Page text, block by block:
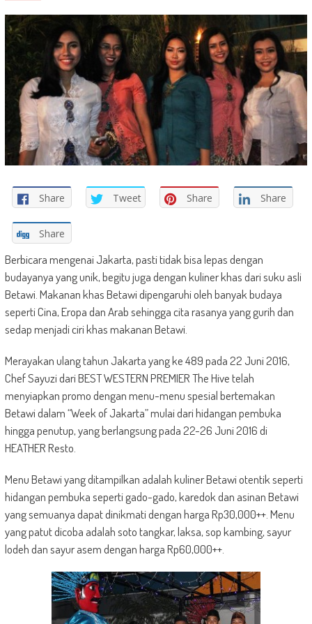
Share Tweet Share Share
Share
Berbicara mengenai Jakarta, pasti tidak bisa lepas dengan
budayanya yang unik, begitu juga dengan kuliner khas dari suku asli
Betawi. Makanan khas Betawi dipengaruhi oleh banyak budaya
seperti Cina, Eropa dan Arab sehingga cita rasanya yang gurih dan
sedap menjadi ciri khas makanan Betawi.
Merayakan ulang tahun Jakarta yang ke 489 pada 22 Juni 2016,
Chef Sayuzi dari BEST WESTERN PREMIER The Hive telah
menyiapkan promo dengan menu-menu spesial bertemakan
Betawi dalam “Week of Jakarta” mulai dari hidangan pembuka
hingga penutup, yang berlangsung pada 22-26 Juni 2016 di
HEATHER Resto.
Menu Betawi yang ditampilkan adalah kuliner Betawi otentik seperti
hidangan pembuka seperti gado-gado, karedok dan asinan Betawi
yang semuanya dapat dinikmati dengan harga Rp30,000++. Menu
yang patut dicoba adalah soto tangkar, laksa, sop kambing, sayur
lodeh dan sayur asem dengan harga Rp60,000++.